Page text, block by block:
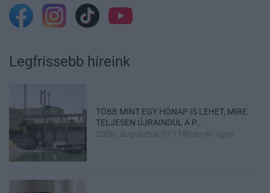
Legfrissebb híreink
TÖBB MINT EGY HÓNAP IS LEHET, MIRE
TELJESEN ÚJRAINDUL A P...
2026. augusztus 07 Mindenki ügye